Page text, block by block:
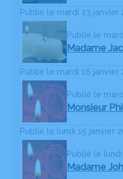
Publié le mardi 23 janvier
Publié le
Madame
Publié le mardi 16 janvier
Publié le
Monsieur
Publié le lundi 15 janvier
Publié le
Madame